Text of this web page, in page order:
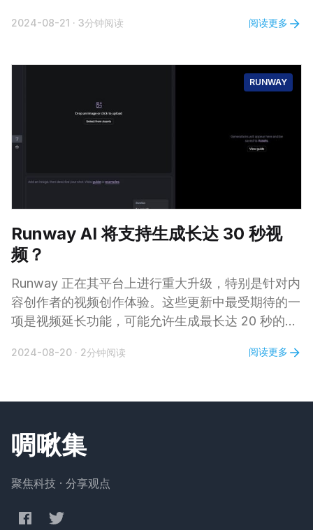
尼古拉·特斯拉、莱昂纳多·达·芬奇、文森特·梵高、亚
的方式再现于屏幕前，让观众感受到了与历史“对话”
2024-08-21 · 3分钟阅读 阅读更多
RUNWAY
Runway AI 将支持生成长达 30 秒视
频？
Runway 正在其平台上进行重大升级，特别是针对内
容创作者的视频创作体验。这些更新中最受期待的一
项是视频延长功能，可能允许生成最长达 20 秒的片
时长中，还是表示延长后视频的最终时长。如果是前
Instagram Reels 上发布内容的创作者来说，这项功
能至关重要，因为它允许直接生成适合这些平台格式
2024-08-20 · 2分钟阅读 阅读更多
啁啾集
聚焦科技 · 分享观点